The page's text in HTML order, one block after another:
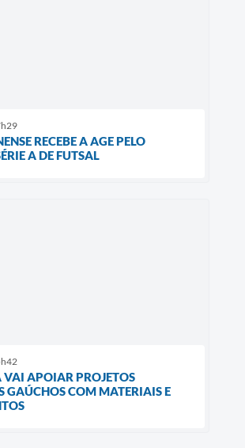
RECEBE A AGE PELO
A DE FUTSAL
APOIAR PROJETOS
GAÚCHOS COM MATERIAIS E